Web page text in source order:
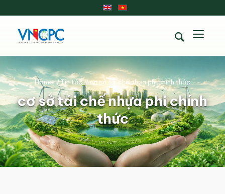
cơ sở tái chế nhựa phi chính
thức
Home /Tin tức /cơ sở tái chế nhựa phi chính thức